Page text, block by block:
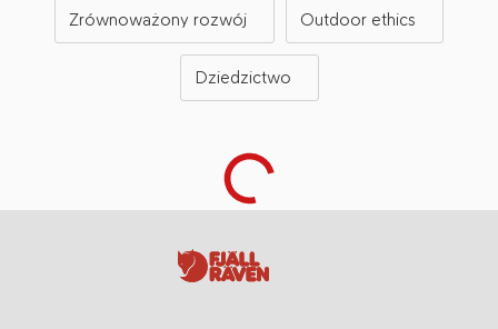
Zrównoważony rozwój Outdoor ethics
Dziedzictwo